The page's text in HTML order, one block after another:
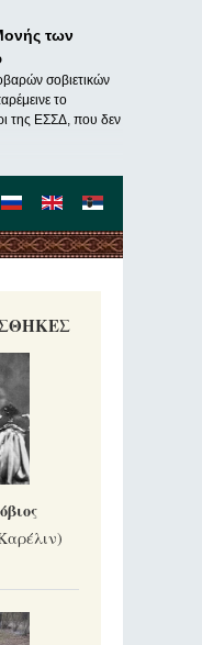
των
σοβιετικών
το
της ΕΣΣΔ, που δεν